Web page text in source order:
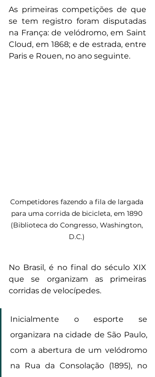
As primeiras competições de que
se tem registro foram disputadas
na França: de velódromo, em Saint
Cloud, em 1868; e de estrada, entre
Paris e Rouen, no ano seguinte.
Competidores fazendo a fila de largada
para uma corrida de bicicleta, em 1890
(Biblioteca do Congresso, Washington,
D.C.)
No Brasil, é no final do século XIX
que se organizam as primeiras
corridas de velocípedes.
Inicialmente o esporte se
organizara na cidade de São Paulo,
com a abertura de um velódromo
na Rua da Consolação (1895), no